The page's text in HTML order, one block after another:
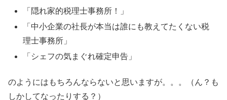
「隠れ家的税理士事務所！」
「中小企業の社長が本当は誰にも教えてたくない税
理士事務所」
「シェフの気まぐれ確定申告」
のようにはもちろんならないと思いますが。。。（ん？も
しかしてなったりする？）